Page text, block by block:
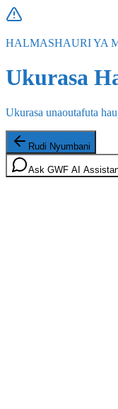
HALMASHAURI YA
Ukurasa
Ukurasa unaoutafuta
Rudi Nyumbani
Ask GWF AI